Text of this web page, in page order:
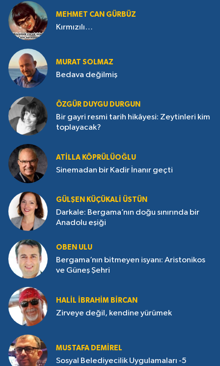
MEHMET CAN GÜRBÜZ
Kırmızılı…
MURAT SOLMAZ
Bedava değilmiş
ÖZGÜR DUYGU DURGUN
Bir gayri resmi tarih hikâyesi: Zeytinleri kim
toplayacak?
ATILLA KÖPRÜLÜOĞLU
Sinemadan bir Kadir İnanır geçti
GÜLŞEN KÜÇÜKALI ÜSTÜN
Darkale: Bergama’nın doğu sınırında bir
Anadolu eşiği
OBEN ULU
Bergama’nın bitmeyen isyanı: Aristonikos
ve Güneş Şehri
HALIL İBRAHIM BIRCAN
Zirveye değil, kendine yürümek
MUSTAFA DEMIREL
Sosyal Belediyecilik Uygulamaları -5